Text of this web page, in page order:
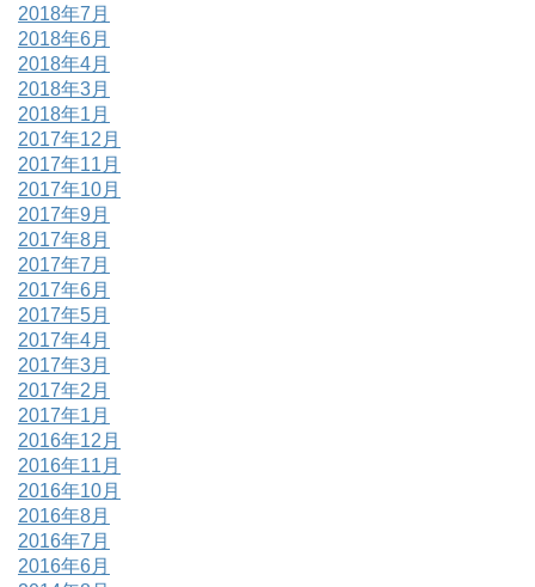
2018年7月
2018年6月
2018年4月
2018年3月
2018年1月
2017年12月
2017年11月
2017年10月
2017年9月
2017年8月
2017年7月
2017年6月
2017年5月
2017年4月
2017年3月
2017年2月
2017年1月
2016年12月
2016年11月
2016年10月
2016年8月
2016年7月
2016年6月